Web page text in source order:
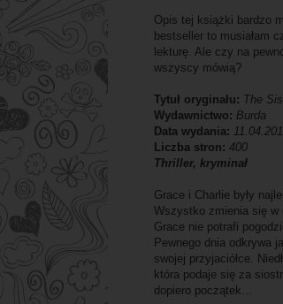
Opis tej książki bardzo
bestseller to musiałam
lekturę. Ale czy na
wszyscy mówią?
Tytuł oryginału: The
Wydawnictwo: Burda
Data wydania:
Liczba stron: 400
Thriller, kryminał
Grace i Charlie były
Wszystko zmienia się w
Grace nie potrafi
Pewnego dnia odkrywa
swojej przyjaciółce.
która podaje się za
dopiero początek...